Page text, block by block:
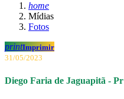
home
Mídias
Fotos
printImprimir
31/05/2023
Diego Faria de Jaguapitã - Pr